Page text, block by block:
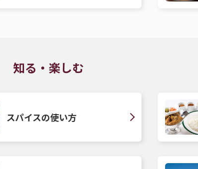
知る・楽しむ
スパイスの使い方